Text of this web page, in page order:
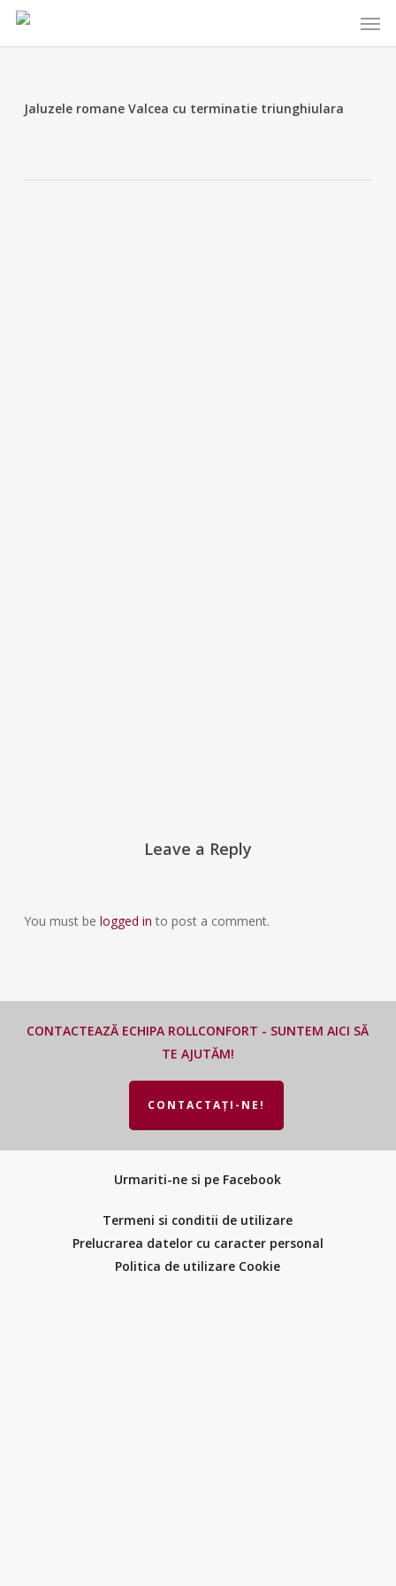
Skip
Jaluzele romane Valcea cu terminatie triunghiulara
Leave a Reply
You must be logged in to post a comment.
CONTACTEAZĂ ECHIPA ROLLCONFORT - SUNTEM AICI SĂ
TE AJUTĂM!
CONTACTAȚI-NE!
Urmariti-ne si pe Facebook
Termeni si conditii de utilizare
Prelucrarea datelor cu caracter personal
Politica de utilizare Cookie